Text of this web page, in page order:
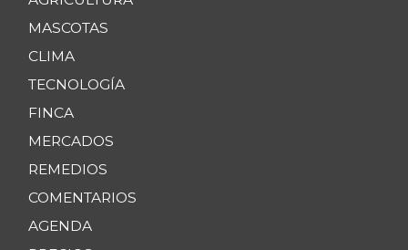
MASCOTAS
CLIMA
TECNOLOGÍA
FINCA
MERCADOS
REMEDIOS
COMENTARIOS
AGENDA